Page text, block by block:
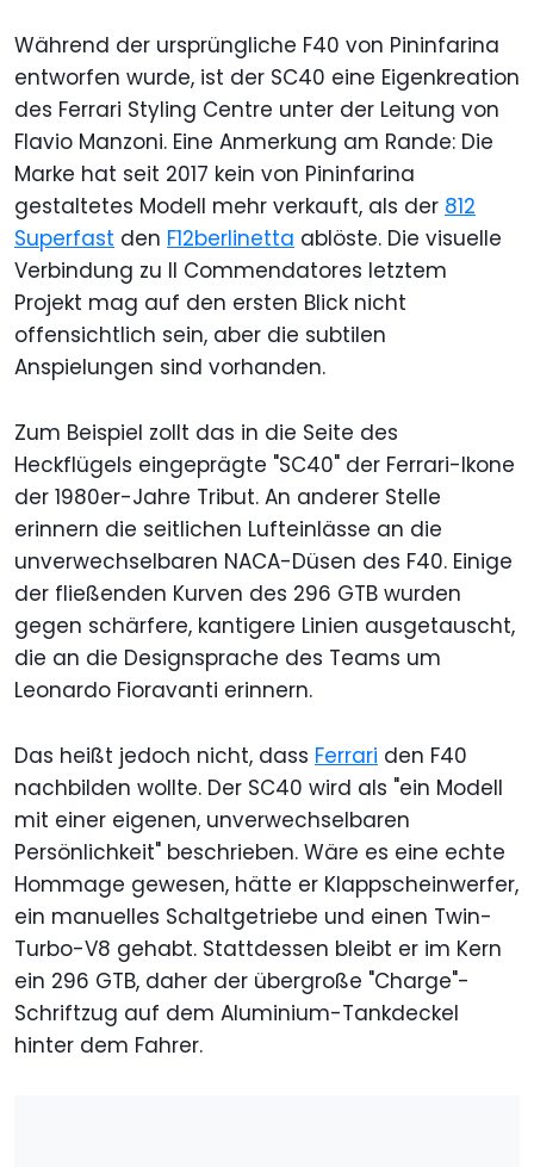
Während der ursprüngliche F40 von Pininfarina
entworfen wurde, ist der SC40 eine Eigenkreation
des Ferrari Styling Centre unter der Leitung von
Flavio Manzoni. Eine Anmerkung am Rande: Die
Marke hat seit 2017 kein von Pininfarina
gestaltetes Modell mehr verkauft, als der 812
Superfast den F12berlinetta ablöste. Die visuelle
Verbindung zu Il Commendatores letztem
Projekt mag auf den ersten Blick nicht
offensichtlich sein, aber die subtilen
Anspielungen sind vorhanden.
Zum Beispiel zollt das in die Seite des
Heckflügels eingeprägte "SC40" der Ferrari-Ikone
der 1980er-Jahre Tribut. An anderer Stelle
erinnern die seitlichen Lufteinlässe an die
unverwechselbaren NACA-Düsen des F40. Einige
der fließenden Kurven des 296 GTB wurden
gegen schärfere, kantigere Linien ausgetauscht,
die an die Designsprache des Teams um
Leonardo Fioravanti erinnern.
Das heißt jedoch nicht, dass Ferrari den F40
nachbilden wollte. Der SC40 wird als "ein Modell
mit einer eigenen, unverwechselbaren
Persönlichkeit" beschrieben. Wäre es eine echte
Hommage gewesen, hätte er Klappscheinwerfer,
ein manuelles Schaltgetriebe und einen Twin-
Turbo-V8 gehabt. Stattdessen bleibt er im Kern
ein 296 GTB, daher der übergroße "Charge"-
Schriftzug auf dem Aluminium-Tankdeckel
hinter dem Fahrer.